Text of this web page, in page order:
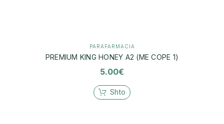
PARAFARMACIA
PREMIUM KING HONEY A2 (ME COPE 1)
5.00€
Shto